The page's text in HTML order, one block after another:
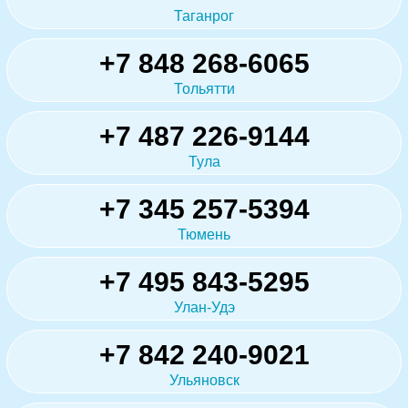
Таганрог
+7 848 268-6065
Тольятти
+7 487 226-9144
Тула
+7 345 257-5394
Тюмень
+7 495 843-5295
Улан-Удэ
+7 842 240-9021
Ульяновск